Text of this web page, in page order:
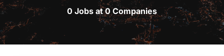
0 Jobs at 0 Companies